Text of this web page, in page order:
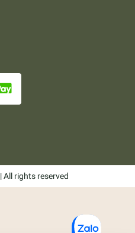
rights reserved